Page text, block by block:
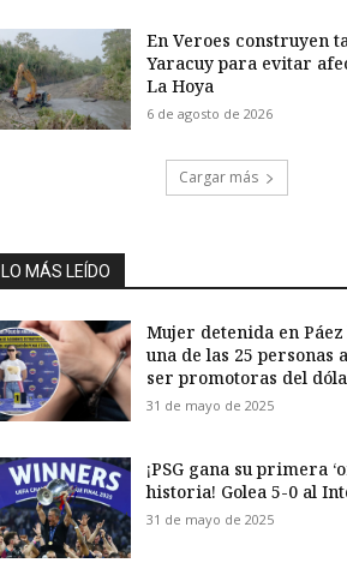
En Veroes construyen
Yaracuy para evitar
La Hoya
6 de agosto de 2026
Cargar más
LO MÁS LEÍDO
Mujer detenida en Páez
una de las 25 personas
ser promotoras del
31 de mayo de 2025
¡PSG gana su primera
historia! Golea 5-0 al
31 de mayo de 2025